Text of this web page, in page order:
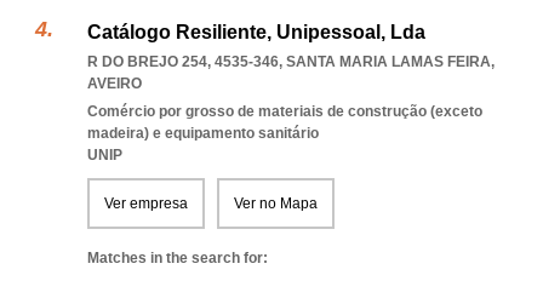
Catálogo Resiliente, Unipessoal, Lda
R DO BREJO 254, 4535-346, SANTA MARIA LAMAS FEIRA,
AVEIRO
Comércio por grosso de materiais de construção (exceto
madeira) e equipamento sanitário
UNIP
Ver empresa Ver no Mapa
Matches in the search for: